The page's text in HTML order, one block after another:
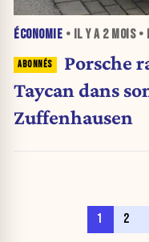
ÉCONOMIE • IL Y A 2 MOIS•
Porsche
Taycan dans
Zuffenhausen
1 2